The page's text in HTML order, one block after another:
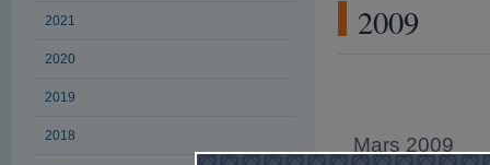
2021
2020
2019
2018
2009
Mars 2009